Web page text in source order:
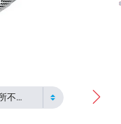
示意图（可能有所不同）